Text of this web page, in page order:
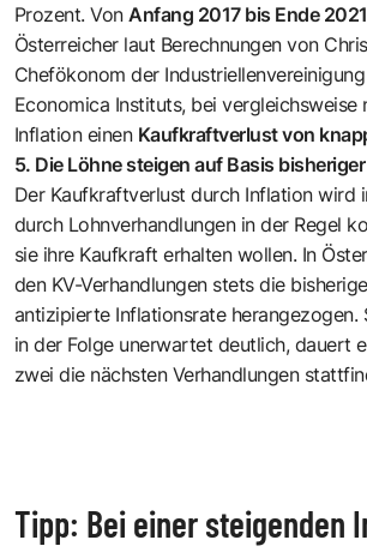
Prozent. VonAnfang 2017 bis Ende 2021
Österreicher laut Berechnungen von
Chefökonom der
Economica Instituts, bei vergleichsweise
Inflation einen Kaufkraftverlust von
5. Die Löhne steigen auf Basis
Der Kaufkraftverlust durch Inflation wird
durch Lohnverhandlungen in der Regel
sie ihre Kaufkraft erhalten wollen. In
den KV-Verhandlungen stets die
antizipierte Inflationsrate herangezogen.
in der Folge unerwartet deutlich, dauert
zwei die nächsten Verhandlungen
Tipp: Bei einer steigenden